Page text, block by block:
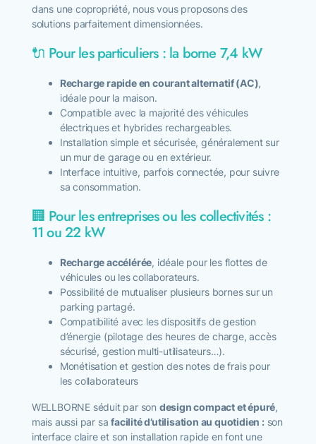
dans une copropriété, nous vous proposons des
solutions parfaitement dimensionnées.
🔌 Pour les particuliers : la borne 7,4 kW
Recharge rapide en courant alternatif (AC),
idéale pour la maison.
Compatible avec la majorité des véhicules
électriques et hybrides rechargeables.
Installation simple et sécurisée, généralement sur
un mur de garage ou en extérieur.
Interface intuitive, parfois connectée, pour suivre
sa consommation.
🏢 Pour les entreprises ou les collectivités :
11 ou 22 kW
Recharge accélérée, idéale pour les flottes de
véhicules ou les collaborateurs.
Possibilité de mutualiser plusieurs bornes sur un
parking partagé.
Compatibilité avec les dispositifs de gestion
d’énergie (pilotage des heures de charge, accès
sécurisé, gestion multi-utilisateurs…).
Monétisation et gestion des notes de frais pour
les collaborateurs
WELLBORNE séduit par son design compact et épuré,
mais aussi par safacilité d’utilisation au quotidien :son
interface claire et son installation rapide en font une